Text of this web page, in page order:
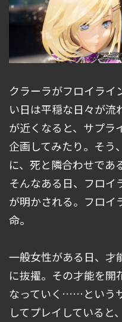
クラーラがフロイライ
い日は平穏な日々が流
が近くなると、サプラ
企画してみたり。そう
に、死と隣合わせであ
そんなある日、フロイ
が明かされる。フロイ
命。
一般女性がある日、才
に抜擢。その才能を開
なっていく……という
してプレイしていると